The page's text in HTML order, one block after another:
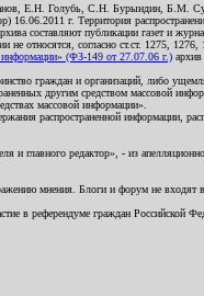
Е.Н. Голубь, С.Н. Бурындин, Б.М.
г. Территория
составляют публикации газет и
относятся, согласно ст.ст. 1275, 1276,
(ФЗ-149 от 27.07.06 г.)
граждан и организаций, либо
другим средством массовой
массовой информации».
распространенной информации,
редактор», - из
мнения. Блоги и форум не входят
в референдуме граждан Российской